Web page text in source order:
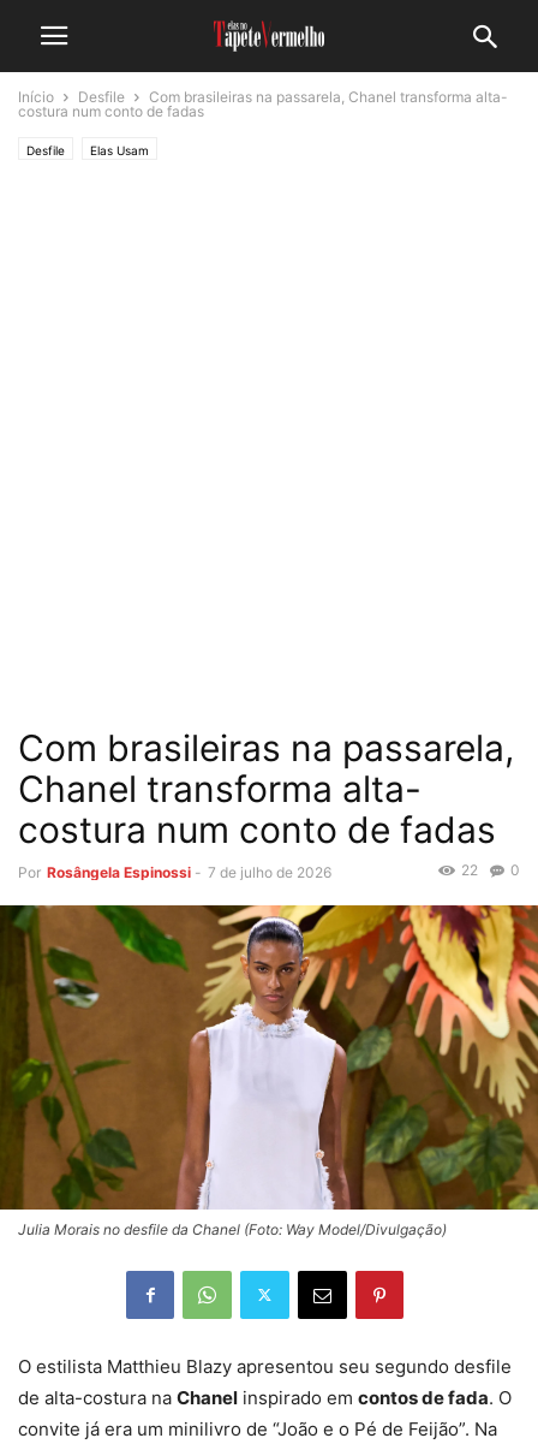
Início Desfile
Com brasileiras na passarela, Chanel transforma alta-
costura num conto de fadas
Desfile Elas Usam
Com brasileiras na passarela,
Chanel transforma alta-
costura num conto de fadas
Por Rosângela Espinossi - 7 de julho de 2026 0
22
Julia Morais no desfile da Chanel (Foto: Way Model/Divulgação)
O estilista Matthieu Blazy apresentou seu segundo desfile
de alta-costura na Chanel inspirado em contos de fada. O
convite já era um minilivro de “João e o Pé de Feijão”. Na